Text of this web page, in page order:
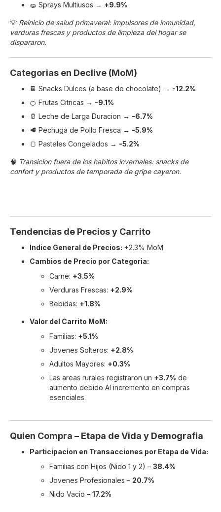
🧽 Sprays Multiusos → +9.9%
💡 Reinicio de salud primaveral: impulsores de inmunidad,
verduras frescas y productos de limpieza del hogar se
dispararon.
Categorias en Declive (MoM)
🍫 Snacks Dulces (a base de chocolate) → -12.2%
🍊 Frutas Citricas → -9.1%
🥛 Leche de Larga Duracion → -6.7%
🥩 Pechuga de Pollo Fresca → -5.9%
🍞 Pasteles Congelados → -5.2%
🧠 Transicion fuera de los habitos invernales: snacks de
confort y productos de temporada de gripe cayeron.
Tendencias de Precios y Carrito
Indice General de Precios: +2.3% MoM
Cambios de Precio por Categoria:
Carne: +3.5%
Verduras Frescas: +2.9%
Bebidas: +1.8%
Valor del Carrito MoM:
Familias: +5.1%
Jovenes Solteros: +2.8%
Adultos Mayores: +0.3%
Las areas rurales registraron un +3.7% de
aumento debido AI incremento en compras
esenciales.
Quien Compra – Etapa de Vida y Demografia
Participacion en Transacciones por Etapa de Vida:
Familias con Hijos (Nido 1 y 2) – 38.4%
Jovenes Profesionales – 20.7%
Nido Vacio – 17.2%